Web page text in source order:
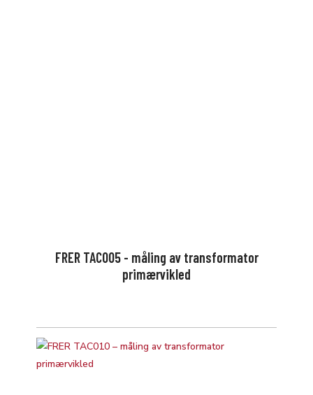
FRER TAC005 - måling av transformator
primærvikled